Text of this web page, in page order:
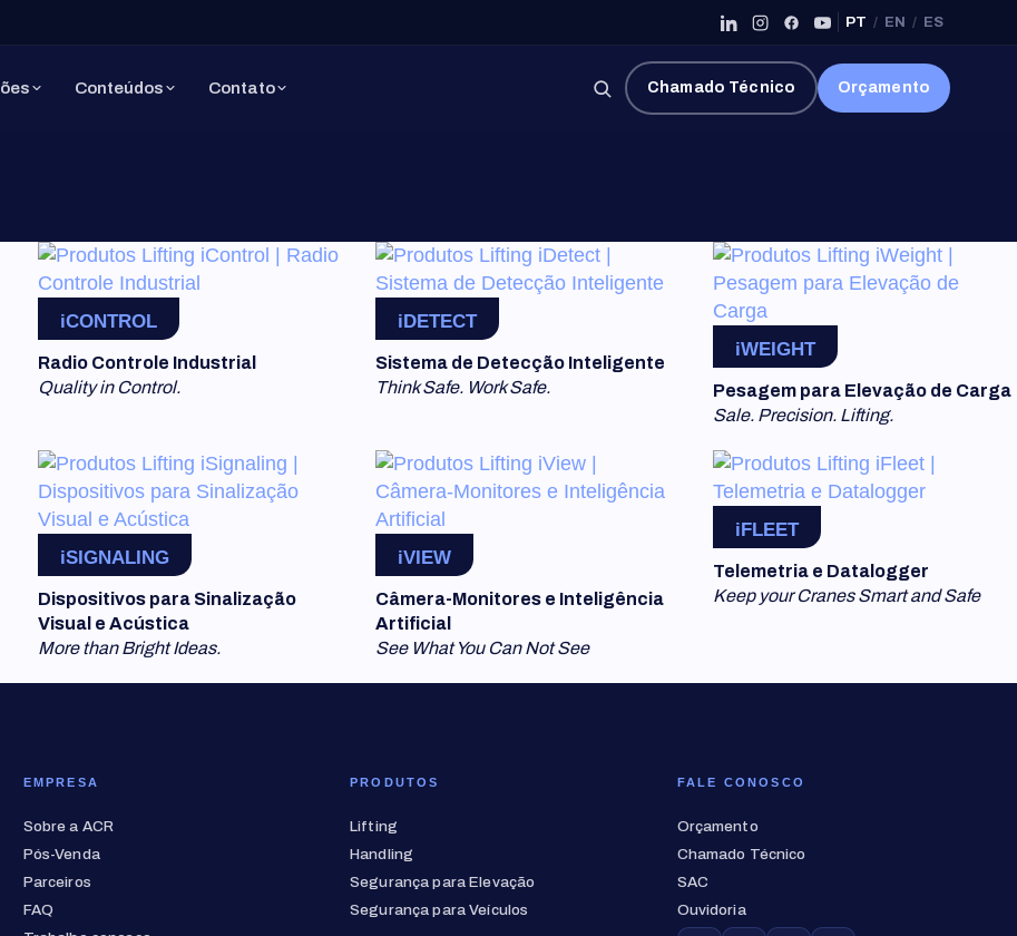
PT / EN / ES
Conteúdos Contato Chamado Técnico Orçamento
iCONTROL
Radio Controle Industrial
Quality in Control.
iDETECT
Sistema de Detecção Inteligente
Think Safe. Work Safe.
iWEIGHT
Pesagem para Elevação de Carga
Sale. Precision. Lifting.
iSIGNALING
Dispositivos para Sinalização
Visual e Acústica
More than Bright Ideas.
iVIEW
Câmera-Monitores e Inteligência
Artificial
See What You Can Not See
iFLEET
Telemetria e Datalogger
Keep your Cranes Smart and Safe
EMPRESA
Sobre a ACR
Pós-Venda
Parceiros
FAQ
PRODUTOS
Lifting
Handling
Segurança para Elevação
Segurança para Veículos
FALE CONOSCO
Orçamento
Chamado Técnico
SAC
Ouvidoria